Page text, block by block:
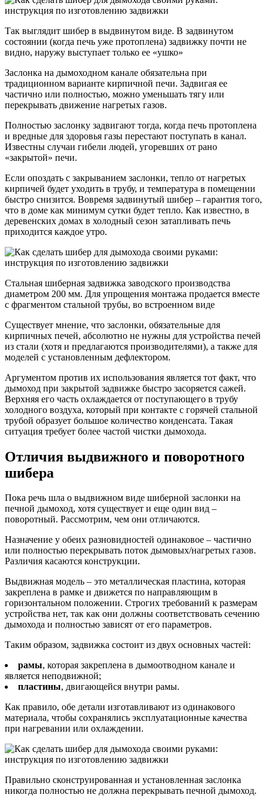
Так выглядит шибер в выдвинутом виде. В задвинутом
состоянии (когда печь уже протоплена) задвижку почти не
видно, наружу выступает только ее «ушко»
Заслонка на дымоходном канале обязательна при
традиционном варианте кирпичной печи. Задвигая ее
частично или полностью, можно уменьшать тягу или
перекрывать движение нагретых газов.
Полностью заслонку задвигают тогда, когда печь протоплена
и вредные для здоровья газы перестают поступать в канал.
Известны случаи гибели людей, угоревших от рано
«закрытой» печи.
Если опоздать с закрыванием заслонки, тепло от нагретых
кирпичей будет уходить в трубу, и температура в помещении
быстро снизится. Вовремя задвинутый шибер – гарантия того,
что в доме как минимум сутки будет тепло. Как известно, в
деревенских домах в холодный сезон затапливать печь
приходится каждое утро.
Стальная шиберная задвижка заводского производства
диаметром 200 мм. Для упрощения монтажа продается вместе
с фрагментом стальной трубы, во встроенном виде
Существует мнение, что заслонки, обязательные для
кирпичных печей, абсолютно не нужны для устройства печей
из стали (хотя и предлагаются производителями), а также для
моделей с установленным дефлектором.
Аргументом против их использования является тот факт, что
дымоход при закрытой задвижке быстро засоряется сажей.
Верхняя его часть охлаждается от поступающего в трубу
холодного воздуха, который при контакте с горячей стальной
трубой образует большое количество конденсата. Такая
ситуация требует более частой чистки дымохода.
Отличия выдвижного и поворотного
шибера
Пока речь шла о выдвижном виде шиберной заслонки на
печной дымоход, хотя существует и еще один вид –
поворотный. Рассмотрим, чем они отличаются.
Назначение у обеих разновидностей одинаковое – частично
или полностью перекрывать поток дымовых/нагретых газов.
Различия касаются конструкции.
Выдвижная модель – это металлическая пластина, которая
закреплена в рамке и движется по направляющим в
горизонтальном положении. Строгих требований к размерам
устройства нет, так как они должны соответствовать сечению
дымохода и полностью зависят от его параметров.
Таким образом, задвижка состоит из двух основных частей:
рамы, которая закреплена в дымоотводном канале и
является неподвижной;
пластины, двигающейся внутри рамы.
Как правило, обе детали изготавливают из одинакового
материала, чтобы сохранялись эксплуатационные качества
при нагревании или охлаждении.
Правильно сконструированная и установленная заслонка
никогда полностью не должна перекрывать печной дымоход.